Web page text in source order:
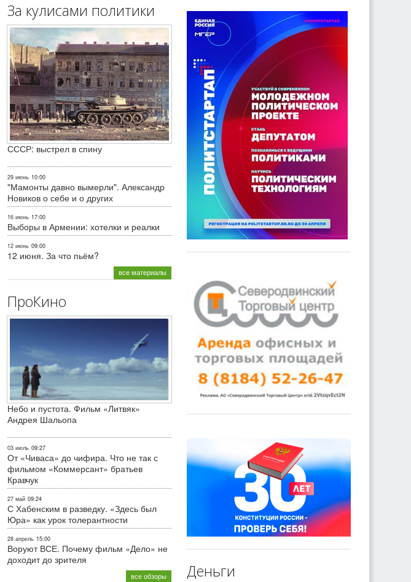
За кулисами политики
СССР: выстрел в спину
29 июнь 10:00
"Мамонты давно вымерли". Александр
Новиков о себе и о других
16 июнь 17:00
Выборы в Армении: хотелки и реалки
12 июнь 09:00
12 июня. За что пьём?
все материалы
ПроКино
Небо и пустота. Фильм «Литвяк»
Андрея Шальопа
03 июль 09:27
От «Чиваса» до чифира. Что не так с
фильмом «Коммерсант» братьев
Кравчук
27 май 09:24
С Хабенским в разведку. «Здесь был
Юра» как урок толерантности
28 апрель 15:00
Воруют ВСЕ. Почему фильм «Дело» не
доходит до зрителя
все обзоры Деньги